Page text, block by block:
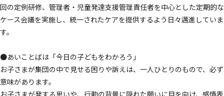
回の定例研修、管理者・児童発達支援管理責任者を中心とした定期的な
ケース会議を実施し、統一されたケアを提供するよう日々邁進していま
す。
●あいことばは「今日の子どもをわかろう」
お子さまが集団の中で見せる困りや訴えは、一人ひとりのもので、必ず
意味があります。
お子さまが発する思いや、行動の背景に隠れた願いに目を向け、感情表